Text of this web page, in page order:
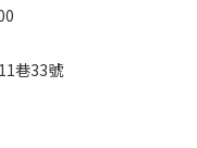
巷33號